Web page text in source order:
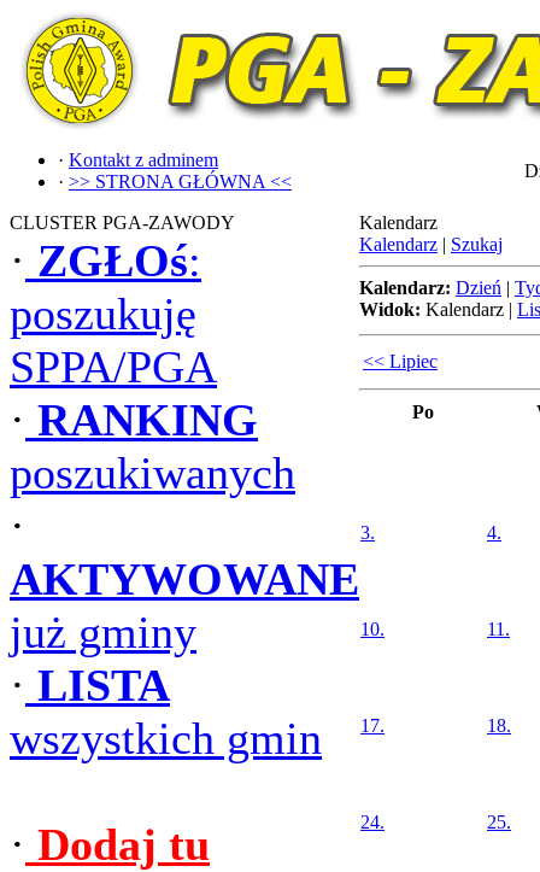
· Kontakt z adminem
· >> STRONA GŁÓWNA <<
CLUSTER PGA-ZAWODY
· ZGŁOś:
poszukuję
SPPA/PGA
· RANKING
poszukiwanych
·
AKTYWOWANE
już gminy
· LISTA
wszystkich gmin
· Dodaj tu
Kalendarz
Kalendarz | Szukaj
Kalendarz: Dzień |
Widok: Kalendarz |
<< Lipiec
Po
3. 4.
10. 11.
17. 18.
24. 25.